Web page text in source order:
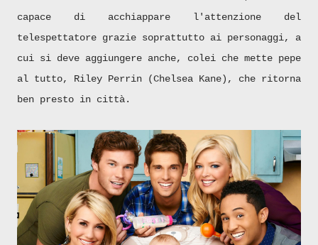
capace di acchiappare l'attenzione del
telespettatore grazie soprattutto ai personaggi, a
cui si deve aggiungere anche, colei che mette pepe
al tutto, Riley Perrin (Chelsea Kane), che ritorna
ben presto in città.